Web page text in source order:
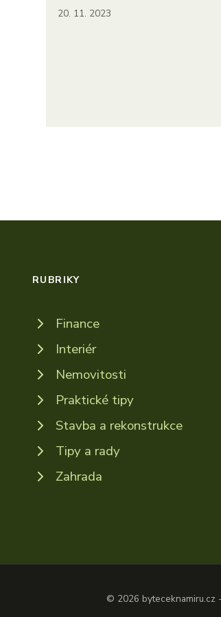
20. 11. 2023
RUBRIKY
Finance
Interiér
Nemovitosti
Praktické tipy
Stavba a rekonstrukce
Tipy a rady
Zahrada
© 2026 byteceknamiru.cz